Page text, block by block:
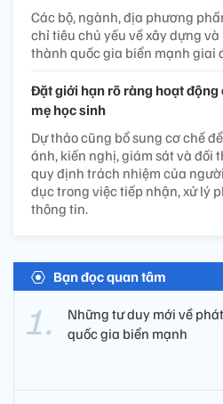
Các bộ, ngành, địa phương
chỉ tiêu chủ yếu về xây dựng
thành quốc gia biển mạnh giai
Đặt giới hạn rõ ràng hoạt động
mẹ học sinh
Dự thảo cũng bổ sung cơ chế
ánh, kiến nghị, giám sát và đối
quy định trách nhiệm của
dục trong việc tiếp nhận, xử lý
thông tin.
Bạn đọc quan tâm
Những tư duy mới về
quốc gia biển mạnh